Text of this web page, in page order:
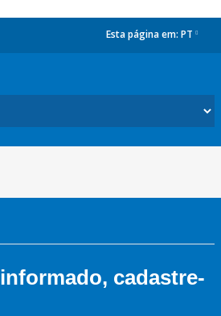
Esta página em: PT
cadastre-